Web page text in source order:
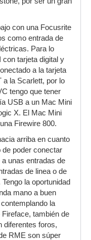
con una Focusrite
como entrada de
Para lo
tarjeta digital y
a la tarjeta
a la Scarlett, por lo
tengo que tener
USB a un Mac Mini
X. El Mac Mini
Firewire 800.
arriba en cuanto
de poder conectar
unas entradas de
de linea o de
la oportunidad
mano a buen
la
también de
diferentes foros,
RME son súper